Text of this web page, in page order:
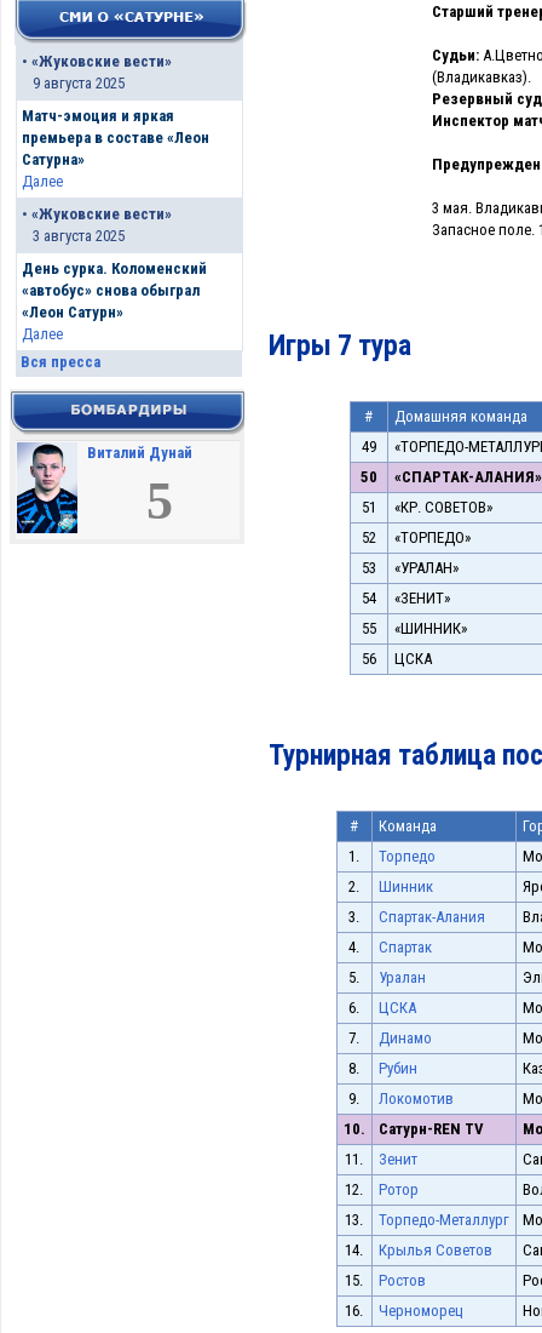
• «Жуковские вести»
9 августа 2025
Матч-эмоция и яркая
премьера в составе «Леон
Сатурна»
Далее
• «Жуковские вести»
3 августа 2025
День сурка. Коломенский
«автобус» снова обыграл
«Леон Сатурн»
Далее
Вся пресса
Виталий Дунай
5
Старший
Судьи:
(Владикавказ).
Резервный
Инспектор
3 мая.
Запасное поле.
Игры 7 тура
#
Домашняя команда
49
«ТОРПЕДО-
50
«СПАРТАК-АЛАНИЯ»
51
«КР. СОВЕТОВ»
52
«ТОРПЕДО»
53
«УРАЛАН»
54
«ЗЕНИТ»
55
«ШИННИК»
56
ЦСКА
Турнирная таблица
# Команда
1.
Торпедо
2.
Шинник
3.
Спартак-Алания
4.
Спартак
5.
Уралан
6.
ЦСКА
7.
Динамо
8.
Рубин
9.
Локомотив
10.
Сатурн-REN TV
11.
Зенит
12.
Ротор
13.
Торпедо-Металлург
14.
Крылья Советов
15.
Ростов
16.
Черноморец